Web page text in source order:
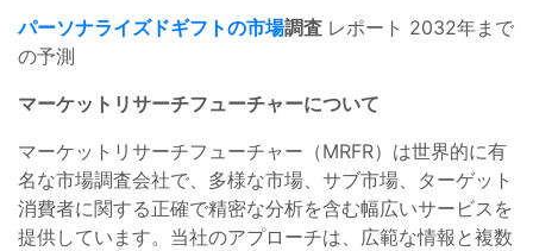
パーソナライズドギフトの市場調査 レポート 2032年まで
の予測
マーケットリサーチフューチャーについて
マーケットリサーチフューチャー（MRFR）は世界的に有
名な市場調査会社で、多様な市場、サブ市場、ターゲット
消費者に関する正確で精密な分析を含む幅広いサービスを
提供しています。当社のアプローチは、広範な情報と複数